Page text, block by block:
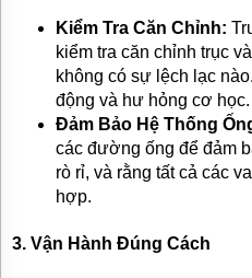
Kiểm Tra Căn Chỉnh:
kiểm tra căn chỉnh trục
không có sự lệch lạc
động và hư hỏng cơ học.
Đảm Bảo Hệ Thống
các đường ống để đảm
rò rỉ, và rằng tất cả các
hợp.
3. Vận Hành Đúng Cách